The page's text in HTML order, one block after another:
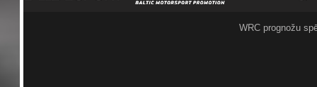
WRC prognožu